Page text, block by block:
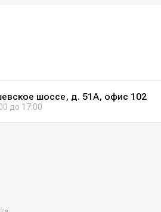
шоссе, д. 51А, офис 102
до 17:00